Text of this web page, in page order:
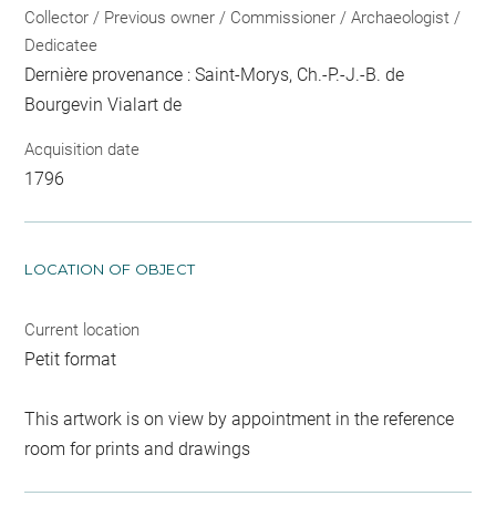
Collector / Previous owner / Commissioner / Archaeologist /
Dedicatee
Dernière provenance : Saint-Morys, Ch.-P.-J.-B. de
Bourgevin Vialart de
Acquisition date
1796
LOCATION OF OBJECT
Current location
Petit format
This artwork is on view by appointment in the reference
room for prints and drawings